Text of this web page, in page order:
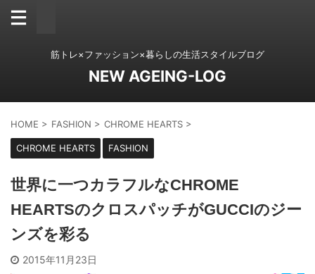
筋トレ×ファッション×暮らしの生活スタイルブログ
NEW AGEING-LOG
HOME > FASHION > CHROME HEARTS >
CHROME HEARTS FASHION
世界に一つカラフルなCHROME
HEARTSのクロスパッチがGUCCIのジー
ンズを彩る
2015年11月23日